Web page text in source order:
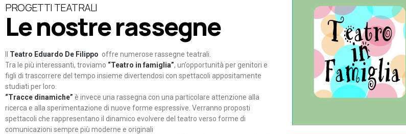
PROGETTI TEATRALI
Le nostre rassegne
Teatro Eduardo De Filippo offre numerose rassegne teatrali.
Tra le più interessanti, troviamo “Teatro in famiglia”, un’opportunità per genitori e
figli di trascorrere del tempo insieme divertendosi con spettacoli appositamente
studiati per loro.
“Tracce dinamiche” è invece una rassegna con una particolare attenzione alla
ricerca e alla sperimentazione di nuove forme espressive. Verranno proposti
spettacoli che rappresentano il dinamico evolvere del teatro verso forme di
comunicazioni sempre più moderne e originali
Teatro in famiglia
Teatro In Famiglia è una
rassegna di teatro concepita
per far condividere e godere
del teatro all’intera famiglia.
Continua